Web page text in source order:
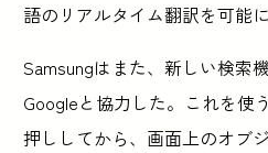
語のリアルタイム翻訳を可能
Samsungはまた、新しい検索
Googleと協力した。これを使
押ししてから、画面上のオブ